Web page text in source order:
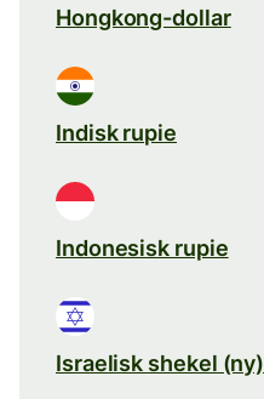
Hongkong-dollar
Indisk rupie
Indonesisk rupie
Israelisk shekel (ny)